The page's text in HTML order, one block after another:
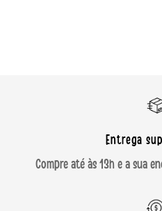
Entrega
Compre até às 13h e a sua